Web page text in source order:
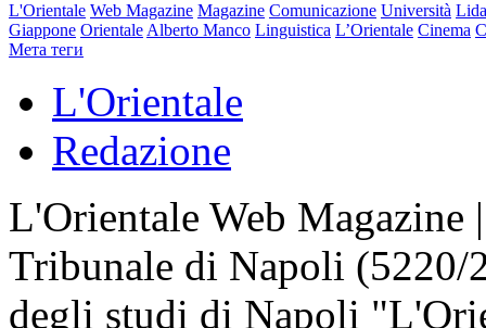
L'Orientale Web Magazine Magazine Comunicazione Università
Giappone Orientale Alberto Manco Linguistica L’Orientale Cinema
Мета теги
L'Orientale
Redazione
L'Orientale Web Magazine
Tribunale di Napoli
degli studi di Napoli